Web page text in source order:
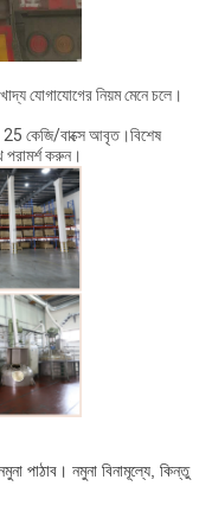
যোগাযোগের নিয়ম মেনে চলে।
25 কেজি/বাক্সে আবৃত।বিশেষ
পরামর্শ করুন।
পাঠাব। নমুনা বিনামূল্যে, কিন্তু